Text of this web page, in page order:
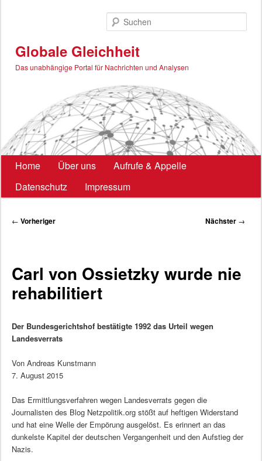
Globale Gleichheit
Das unabhängige Portal für Nachrichten und Analysen
Hauptmenü
Home Über uns
Aufrufe & Appelle
Datenschutz
Impressum
Beitragsnavigation
← Vorheriger Nächster →
Carl von Ossietzky wurde nie
rehabilitiert
Der Bundesgerichtshof bestätigte 1992 das Urteil wegen
Landesverrats
Von Andreas Kunstmann
7. August 2015
Das Ermittlungsverfahren wegen Landesverrats gegen die
Journalisten des Blog Netzpolitik.org stößt auf heftigen Widerstand
und hat eine Welle der Empörung ausgelöst. Es erinnert an das
dunkelste Kapitel der deutschen Vergangenheit und den Aufstieg der
Nazis.